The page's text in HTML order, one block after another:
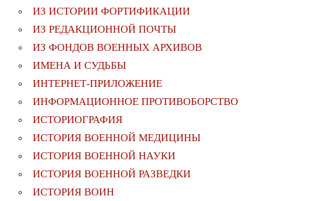
ИЗ ИСТОРИИ ФОРТИФИКАЦИИ
ИЗ РЕДАКЦИОННОЙ ПОЧТЫ
ИЗ ФОНДОВ ВОЕННЫХ АРХИВОВ
ИМЕНА И СУДЬБЫ
ИНТЕРНЕТ-ПРИЛОЖЕНИЕ
ИНФОРМАЦИОННОЕ ПРОТИВОБОРСТВО
ИСТОРИОГРАФИЯ
ИСТОРИЯ ВОЕННОЙ МЕДИЦИНЫ
ИСТОРИЯ ВОЕННОЙ НАУКИ
ИСТОРИЯ ВОЕННОЙ РАЗВЕДКИ
ИСТОРИЯ ВОИН